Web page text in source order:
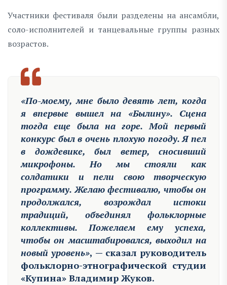
Участники фестиваля были разделены на ансамбли,
соло-исполнителей и танцевальные группы разных
возрастов.
«По-моему, мне было девять лет, когда
я впервые вышел на «Былину». Сцена
тогда еще была на горе. Мой первый
конкурс был в очень плохую погоду. Я пел
в дождевике, был ветер, сносивший
микрофоны. Но мы стояли как
солдатики и пели свою творческую
программу. Желаю фестивалю, чтобы он
продолжался, возрождал истоки
традиций, объединял фольклорные
коллективы. Пожелаем ему успеха,
чтобы он масштабировался, выходил на
новый уровень», — сказал руководитель
фольклорно-этнографической студии
«Купина» Владимир Жуков.